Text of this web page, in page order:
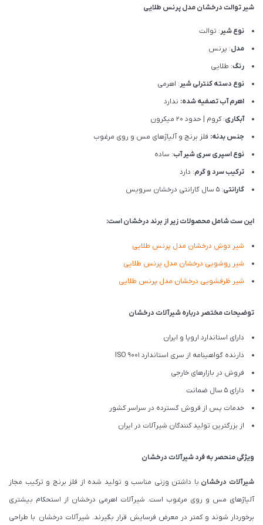
شیر توالت درخشان مدل پرنس طلایی
نوع شیر: توالت
مدل: پرنس
رنگ: طلایی
نوع دسته کنترلی شیر: اهرمی
اهرم آب تصفیه شده: ندارد
آبکاری: کروم | حدود 20 میکرون
جنس بدنه: فلز برنج و آلیاژهای مس و روی مرغوب
نوع اسپری سری شیر آب: ساده
ترکیب سرد و گرم: دارد
گارانتی: 5 سال گارانتی درخشان سرویس
این ست شامل محصولات زیر از برند درخشان است:
شیر دوش درخشان مدل پرنس طلایی
شیر روشویی درخشان مدل پرنس طلایی
شیر ظرفشویی درخشان مدل پرنس طلایی
توضیحات مختصر درباره شیرآلات درخشان
دارای استاندارد اروپا و ایران
دارنده گواهینامه از سری استاندارد ISO 9001
فروش در بازارهای خارجی
دارای 5 سال ضمانت
خدمات پس از فروش گسترده در سراسر کشور
از بزرگترین تولید کنندگان شیرآلات در ایران
ویژگی منحصر به فرد شیرآلات درخشان
شیرآلات درخشان با داشتن وزنی مناسب و تولید شده از فلز برنج و ترکیب مجاز
آلیاژهای مس و روی مرغوب است. شیرآلات اهرمی درخشان از استحکام بیشتری
برخوردار شوند و کمتر در معرض فرسایش قرار بگیرند. شیرآلات درخشان با طراحی